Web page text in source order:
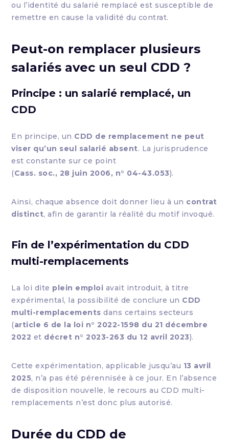
ou l’identité du salarié remplacé est susceptible de
remettre en cause la validité du contrat.
Peut-on remplacer plusieurs
salariés avec un seul CDD ?
Principe : un salarié remplacé, un
CDD
En principe, un CDD de remplacement ne peut
viser qu’un seul salarié absent. La jurisprudence
est constante sur ce point
(Cass. soc., 28 juin 2006, n° 04-43.053).
Ainsi, chaque absence doit donner lieu à un contrat
distinct, afin de garantir la réalité du motif invoqué.
Fin de l’expérimentation du CDD
multi-remplacements
La loi dite plein emploi avait introduit, à titre
expérimental, la possibilité de conclure un CDD
multi-remplacements dans certains secteurs
(article 6 de la loi n° 2022-1598 du 21 décembre
2022 et décret n° 2023-263 du 12 avril 2023).
Cette expérimentation, applicable jusqu’au 13 avril
2025, n’a pas été pérennisée à ce jour. En l’absence
de disposition nouvelle, le recours au CDD multi-
remplacements n’est donc plus autorisé.
Durée du CDD de